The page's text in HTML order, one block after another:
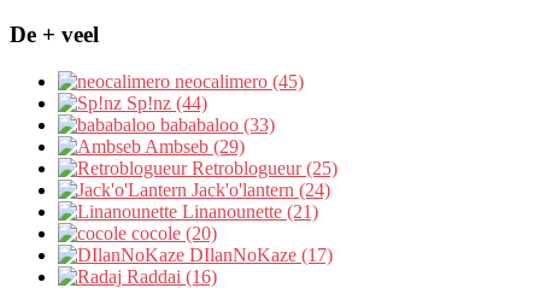
De + veel
neocalimero (45)
Sp!nz (44)
bababaloo (33)
Ambseb (29)
Retroblogueur (25)
Jack'o'lantern (24)
Linanounette (21)
cocole (20)
DIlanNoKaze (17)
Raddai (16)